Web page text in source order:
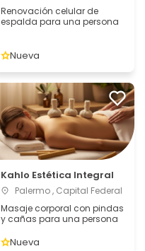
Renovación celular de
espalda para una persona
Nueva
Kahlo Estética Integral
Palermo , Capital Federal
Masaje corporal con pindas
y cañas para una persona
Nueva